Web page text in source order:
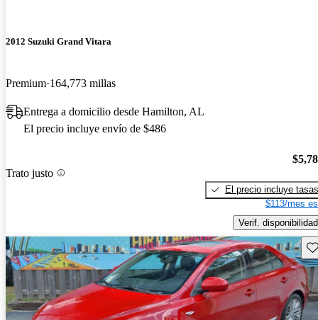
2012 Suzuki Grand Vitara
Premium 164,773 millas
Entrega a domicilio desde Hamilton, AL
El precio incluye envío de $486
Trato justo
El precio incluye tasas
$113/mes
Verif. disponibilidad